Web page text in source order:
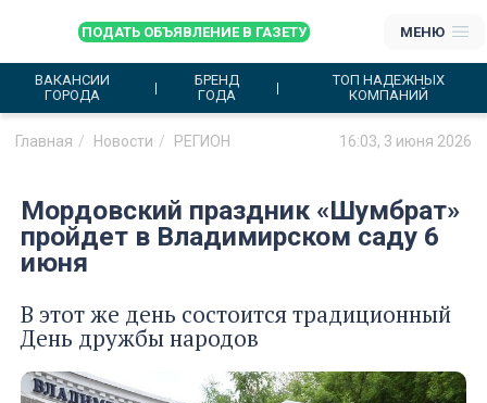
ПОДАТЬ ОБЪЯВЛЕНИЕ В ГАЗЕТУ МЕНЮ
ВАКАНСИИ
ГОРОДА
БРЕНД
ГОДА
ТОП НАДЕЖНЫХ
КОМПАНИЙ
Главная Новости РЕГИОН 16:03, 3 июня 2026
Мордовский праздник «Шумбрат»
пройдет в Владимирском саду 6
июня
В этот же день состоится традиционный
День дружбы народов